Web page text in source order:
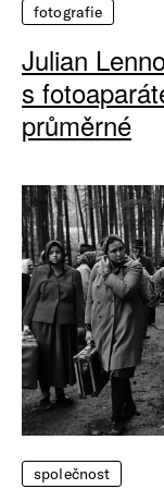
fotografie
Julian
s
průměrné
společnost